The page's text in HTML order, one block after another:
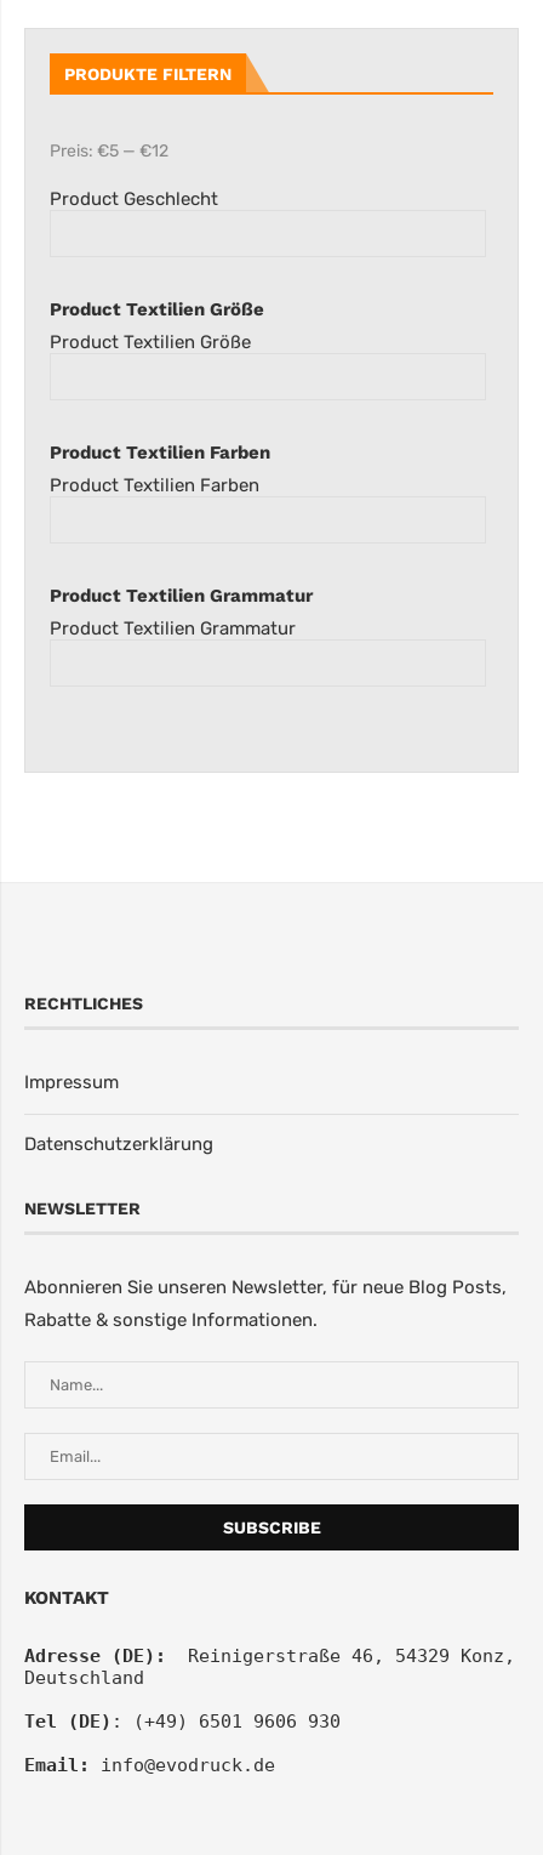
PRODUKTE FILTERN
Preis: €5 — €12
Product Geschlecht
Product Textilien Größe
Product Textilien Größe
Product Textilien Farben
Product Textilien Farben
Product Textilien Grammatur
Product Textilien Grammatur
RECHTLICHES
Impressum
Datenschutzerklärung
NEWSLETTER
Abonnieren Sie unseren Newsletter, für neue Blog Posts,
Rabatte & sonstige Informationen.
KONTAKT
Adresse (DE):
Reinigerstraße 46, 54329 Konz,
Deutschland
Tel (DE) : (+49) 6501 9606 930
Email:
info@evodruck.de